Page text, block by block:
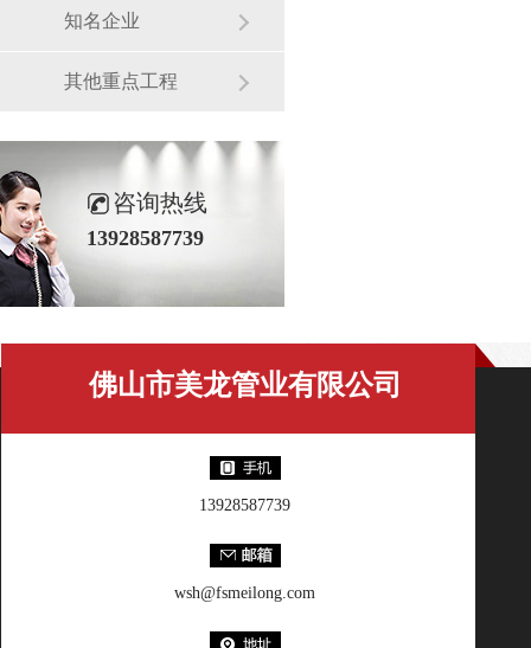
知名企业
其他重点工程
咨询热线
13928587739
佛山市美龙管业有限公司
13928587739
wsh@fsmeilong.com